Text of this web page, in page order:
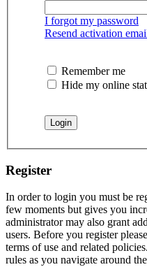
I forgot my password
Resend activation
Remember me
Hide my online
Register
In order to login you must be
few moments but gives you
administrator may also grant
users. Before you register
terms of use and related
rules as you navigate around